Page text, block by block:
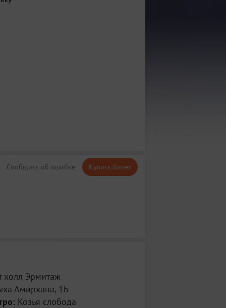
Сообщить об ошибке Купить билет
холл Эрмитаж
Амирхана, 1Б
Козья слобода